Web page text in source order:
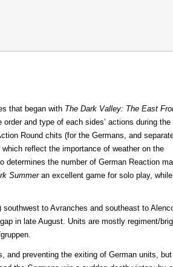
that began with The Dark Valley: The East
and type of each sides’ actions during the
Round chits (for the Germans, and
reflect the importance of weather on the
the number of German Reaction
Summeran excellent game for solo play, while
to Avranches and southeast to
in late August. Units are mostly regiment/
and preventing the exiting of German units,